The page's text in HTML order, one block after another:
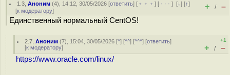
1.3 ,Аноним (4), 14:12, 30/05/2026 [ответить] [ ﹢﹢﹢] [ · · ·][↓] [↑]
[к модератору] + / –
Единственный нормальный CentOS!
2.7 ,Аноним (7), 15:04, 30/05/2026 [^] [^^] [^^^] [ответить]
[к модератору]
+1
+ / –
https://www.oracle.com/linux/